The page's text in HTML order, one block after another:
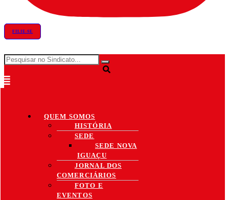
FILIE-SE
QUEM SOMOS
HISTÓRIA
SEDE
SEDE NOVA
IGUAÇU
JORNAL DOS
COMERCIÁRIOS
FOTO E
EVENTOS